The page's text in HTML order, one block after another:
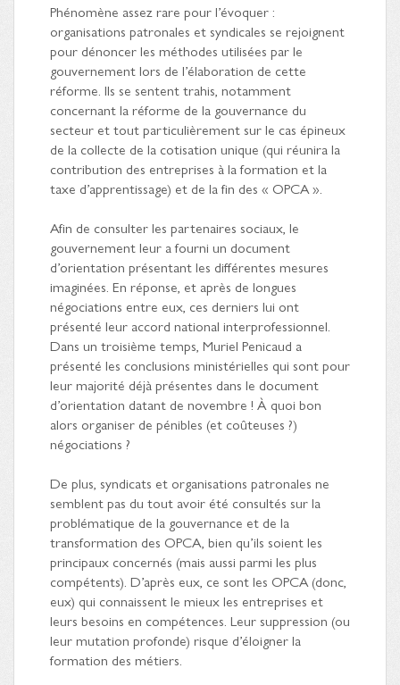
Phénomène assez rare pour l’évoquer :
organisations patronales et syndicales se rejoignent
pour dénoncer les méthodes utilisées par le
gouvernement lors de l’élaboration de cette
réforme. Ils se sentent trahis, notamment
concernant la réforme de la gouvernance du
secteur et tout particulièrement sur le cas épineux
de la collecte de la cotisation unique (qui réunira la
contribution des entreprises à la formation et la
taxe d’apprentissage) et de la fin des « OPCA ».
Afin de consulter les partenaires sociaux, le
gouvernement leur a fourni un document
d’orientation présentant les différentes mesures
imaginées. En réponse, et après de longues
négociations entre eux, ces derniers lui ont
présenté leur accord national interprofessionnel.
Dans un troisième temps, Muriel Penicaud a
présenté les conclusions ministérielles qui sont pour
leur majorité déjà présentes dans le document
d’orientation datant de novembre ! À quoi bon
alors organiser de pénibles (et coûteuses ?)
négociations ?
De plus, syndicats et organisations patronales ne
semblent pas du tout avoir été consultés sur la
problématique de la gouvernance et de la
transformation des OPCA, bien qu’ils soient les
principaux concernés (mais aussi parmi les plus
compétents). D’après eux, ce sont les OPCA (donc,
eux) qui connaissent le mieux les entreprises et
leurs besoins en compétences. Leur suppression (ou
leur mutation profonde) risque d’éloigner la
formation des métiers.